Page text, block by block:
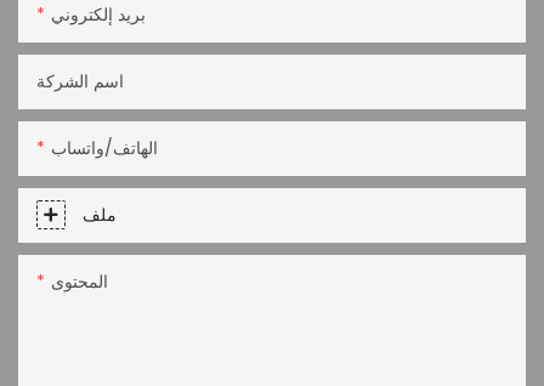
بريد إلكتروني
اسم الشركة
الهاتف/واتساب
ملف
المحتوى